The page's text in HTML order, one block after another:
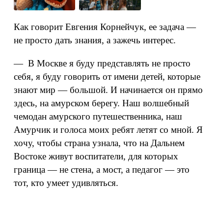
Как говорит Евгения Корнейчук, ее задача —
не просто дать знания, а зажечь интерес.
— В Москве я буду представлять не просто
себя, я буду говорить от имени детей, которые
знают мир — большой. И начинается он прямо
здесь, на амурском берегу. Наш волшебный
чемодан амурского путешественника, наш
Амурчик и голоса моих ребят летят со мной. Я
хочу, чтобы страна узнала, что на Дальнем
Востоке живут воспитатели, для которых
граница — не стена, а мост, а педагог — это
тот, кто умеет удивляться.